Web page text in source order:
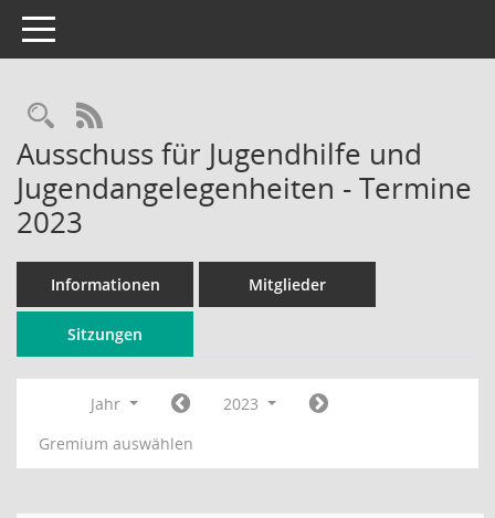
Toggle navigation
Rechercheauswahl
RSS-Feed
Ausschuss für Jugendhilfe und
Jugendangelegenheiten - Termine
2023
Informationen Mitglieder
Sitzungen
Jahr
2023
Gremium auswählen